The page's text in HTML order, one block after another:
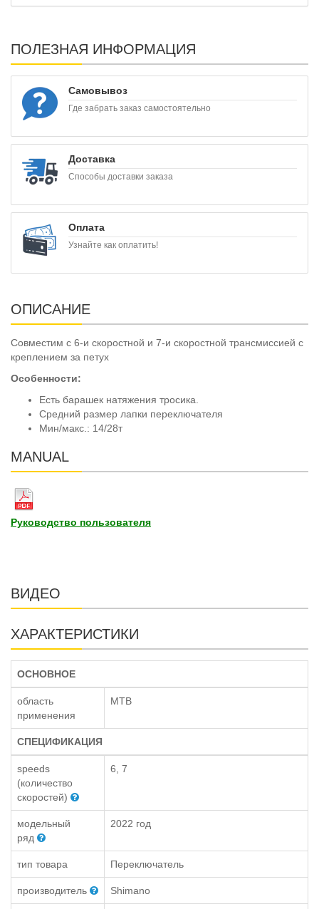
ПОЛЕЗНАЯ ИНФОРМАЦИЯ
Самовывоз
Где забрать заказ самостоятельно
Доставка
Способы доставки заказа
Оплата
Узнайте как оплатить!
ОПИСАНИЕ
Совместим с 6-и скоростной и 7-и скоростной трансмиссией с
креплением за петух
Особенности:
Есть барашек натяжения тросика.
Средний размер лапки переключателя
Мин/макс.: 14/28т
MANUAL
Руководство пользователя
ВИДЕО
ХАРАКТЕРИСТИКИ
ОСНОВНОЕ
область
применения
MTB
СПЕЦИФИКАЦИЯ
speeds
(количество
скоростей)
6, 7
модельный
ряд
2022 год
тип товара Переключатель
производитель Shimano